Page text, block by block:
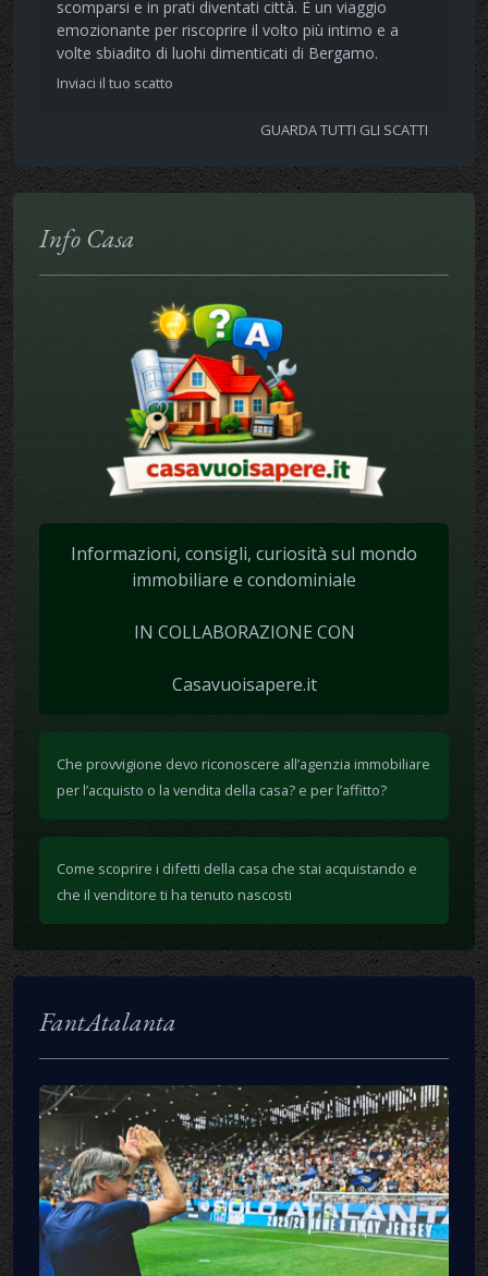
scomparsi e in prati diventati città. È un viaggio
emozionante per riscoprire il volto più intimo e a
volte sbiadito di luohi dimenticati di Bergamo.
Inviaci il tuo scatto
GUARDA TUTTI GLI SCATTI
Info Casa
Informazioni, consigli, curiosità sul mondo
immobiliare e condominiale
IN COLLABORAZIONE CON
Casavuoisapere.it
Che provvigione devo riconoscere all’agenzia immobiliare
per l’acquisto o la vendita della casa? e per l’affitto?
Come scoprire i difetti della casa che stai acquistando e
che il venditore ti ha tenuto nascosti
FantAtalanta